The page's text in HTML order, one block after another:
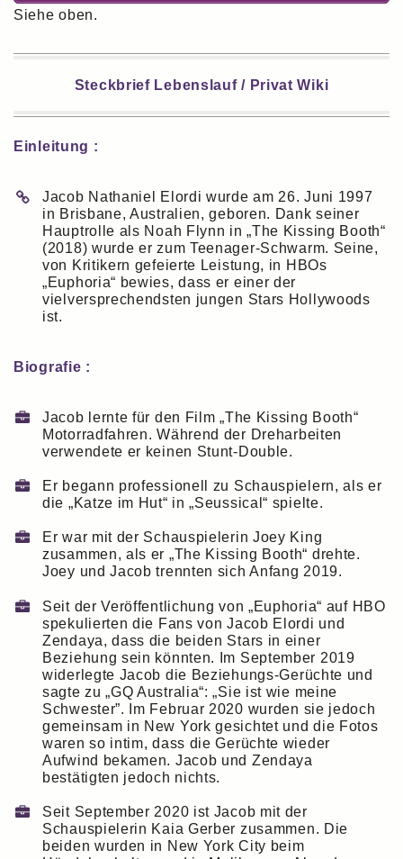
Siehe oben.
Steckbrief Lebenslauf / Privat Wiki
Einleitung :
Jacob Nathaniel Elordi wurde am 26. Juni 1997
in Brisbane, Australien, geboren. Dank seiner
Hauptrolle als Noah Flynn in „The Kissing Booth“
(2018) wurde er zum Teenager-Schwarm. Seine,
von Kritikern gefeierte Leistung, in HBOs
„Euphoria“ bewies, dass er einer der
vielversprechendsten jungen Stars Hollywoods
ist.
Biografie :
Jacob lernte für den Film „The Kissing Booth“
Motorradfahren. Während der Dreharbeiten
verwendete er keinen Stunt-Double.
Er begann professionell zu Schauspielern, als er
die „Katze im Hut“ in „Seussical“ spielte.
Er war mit der Schauspielerin Joey King
zusammen, als er „The Kissing Booth“ drehte.
Joey und Jacob trennten sich Anfang 2019.
Seit der Veröffentlichung von „Euphoria“ auf HBO
spekulierten die Fans von Jacob Elordi und
Zendaya, dass die beiden Stars in einer
Beziehung sein könnten. Im September 2019
widerlegte Jacob die Beziehungs-Gerüchte und
sagte zu „GQ Australia“: „Sie ist wie meine
Schwester”. Im Februar 2020 wurden sie jedoch
gemeinsam in New York gesichtet und die Fotos
waren so intim, dass die Gerüchte wieder
Aufwind bekamen. Jacob und Zendaya
bestätigten jedoch nichts.
Seit September 2020 ist Jacob mit der
Schauspielerin Kaia Gerber zusammen. Die
beiden wurden in New York City beim